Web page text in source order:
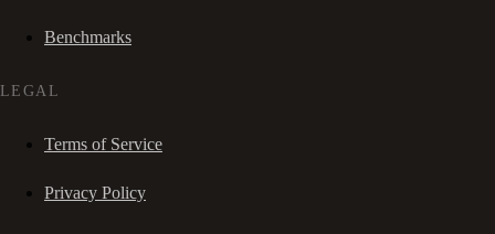
Benchmarks
LEGAL
Terms of Service
Privacy Policy